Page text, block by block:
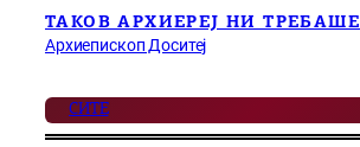
ТАКОВ АРХИЕРЕЈ НИ ТРЕБАШЕ
Архиепископ Доситеј
СИТЕ